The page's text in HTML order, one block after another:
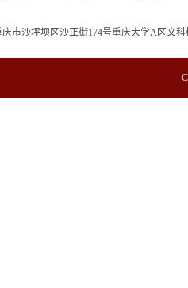
市沙坪坝区沙正街174号重庆大学A区文科